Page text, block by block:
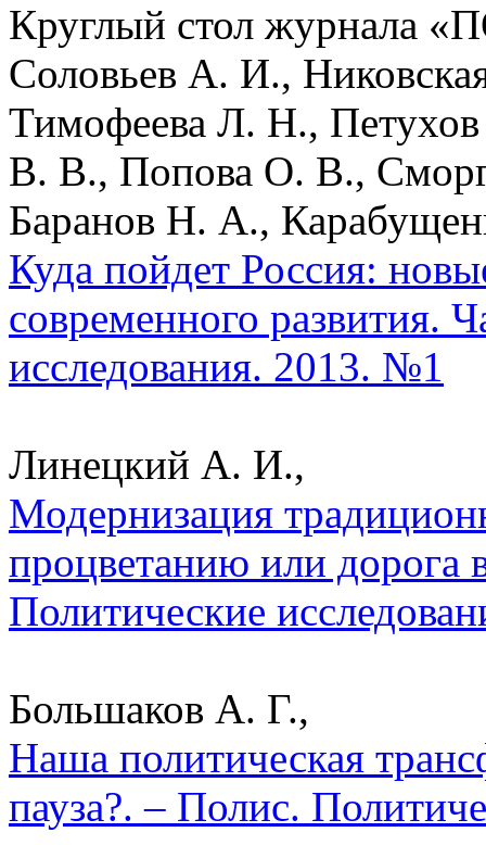
Круглый стол журнала
Соловьев А. И.,
Тимофеева Л. Н.,
В. В., Попова О. В.,
Баранов Н. А.,
Куда пойдет Россия:
современного развития.
исследования. 2013. №1
Линецкий А. И.,
Модернизация
процветанию или дорога
Политические
Большаков А. Г.,
Наша политическая
пауза?. – Полис.